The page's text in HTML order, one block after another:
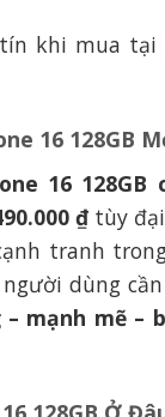
khi mua tại
16 128GB
16 128GB
₫ tùy
tranh
dùng
mạnh mẽ –